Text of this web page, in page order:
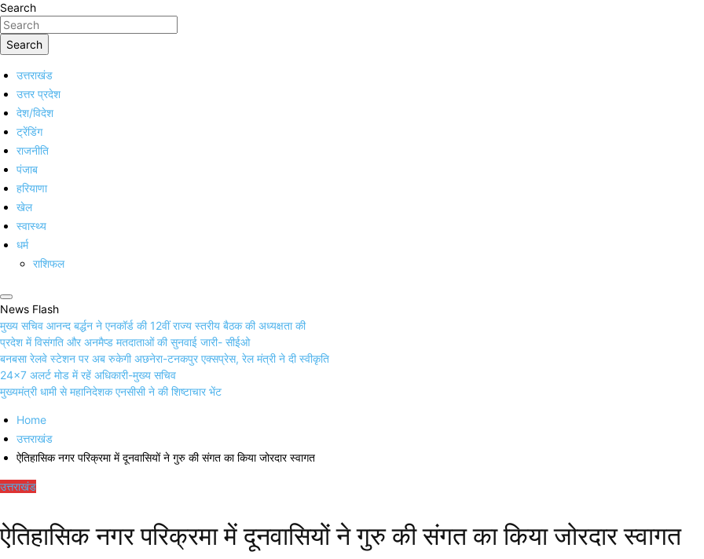
Search
Search
उत्तराखंड
उत्तर प्रदेश
देश/विदेश
ट्रेंडिंग
राजनीति
पंजाब
हरियाणा
खेल
स्वास्थ्य
धर्म
राशिफल
News Flash
मुख्य सचिव आनन्द बर्द्धन ने एनकॉर्ड की 12वीं राज्य स्तरीय बैठक की अध्यक्षता की
प्रदेश में विसंगति और अनमैप्ड मतदाताओं की सुनवाई जारी- सीईओ
बनबसा रेलवे स्टेशन पर अब रुकेगी अछनेरा-टनकपुर एक्सप्रेस, रेल मंत्री ने दी स्वीकृति
24×7 अलर्ट मोड में रहें अधिकारी-मुख्य सचिव
मुख्यमंत्री धामी से महानिदेशक एनसीसी ने की शिष्टाचार भेंट
Home
उत्तराखंड
ऐतिहासिक नगर परिक्रमा में दूनवासियों ने गुरु की संगत का किया जोरदार स्वागत
उत्तराखंड
ऐतिहासिक नगर परिक्रमा में दूनवासियों ने गुरु की संगत का किया जोरदार स्वागत